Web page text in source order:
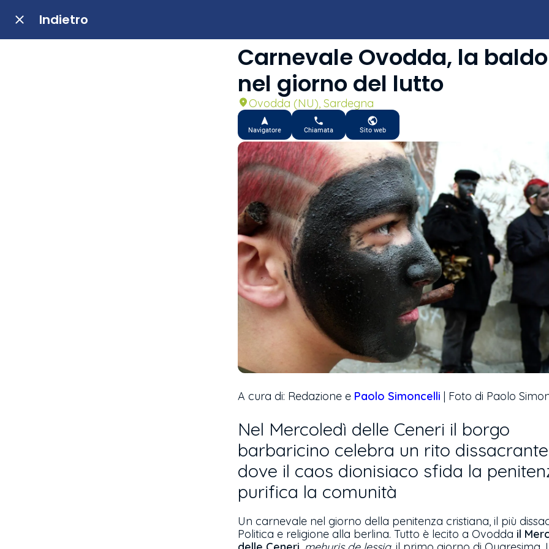
Indietro
Carnevale Ovodda, la
nel giorno del lutto
Ovodda (NU), Sardegna
Navigatore Chiamata Sito web
A cura di: Redazione e Paolo Simoncelli | Foto di Paolo
Nel Mercoledì delle Ceneri il borgo
barbaricino celebra un rito dissacrante
dove il caos dionisiaco sfida la
purifica la comunità
Un carnevale nel giorno della penitenza cristiana, il più
Politica e religione alla berlina. Tutto è lecito a Ovodda il